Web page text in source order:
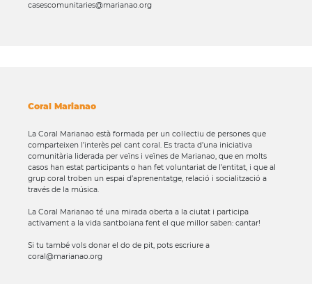
casescomunitaries@marianao.org
Coral Marianao
La Coral Marianao està formada per un col·lectiu de persones que
comparteixen l’interès pel cant coral. Es tracta d’una iniciativa
comunitària liderada per veïns i veïnes de Marianao, que en molts
casos han estat participants o han fet voluntariat de l’entitat, i que al
grup coral troben un espai d’aprenentatge, relació i socialització a
través de la música.
La Coral Marianao té una mirada oberta a la ciutat i participa
activament a la vida santboiana fent el que millor saben: cantar!
Si tu també vols donar el do de pit, pots escriure a
coral@marianao.org